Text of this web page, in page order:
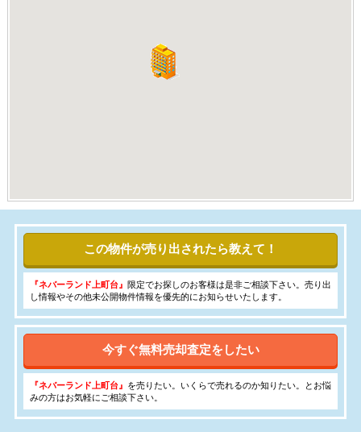
この物件が売り出されたら教えて！
『ネバーランド上町台』 限定でお探しのお客様は是非ご相談下さい。売り出
し情報やその他未公開物件情報を優先的にお知らせいたします。
今すぐ無料売却査定をしたい
『ネバーランド上町台』 を売りたい。いくらで売れるのか知りたい。とお悩
みの方はお気軽にご相談下さい。